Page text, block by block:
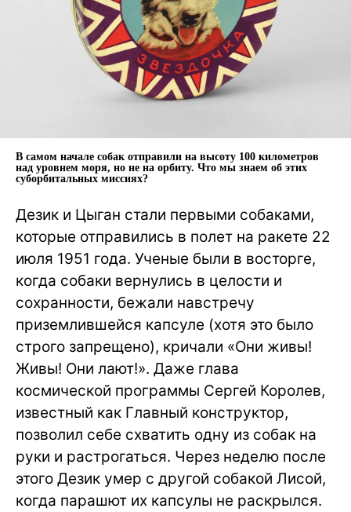
В самом начале собак отправили на высоту 100 километров
над уровнем моря, но не на орбиту. Что мы знаем об этих
суборбитальных миссиях?
Дезик и Цыган стали первыми собаками,
которые отправились в полет на ракете 22
июля 1951 года. Ученые были в восторге,
когда собаки вернулись в целости и
сохранности, бежали навстречу
приземлившейся капсуле (хотя это было
строго запрещено), кричали «Они живы!
Живы! Они лают!». Даже глава
космической программы Сергей Королев,
известный как Главный конструктор,
позволил себе схватить одну из собак на
руки и растрогаться. Через неделю после
этого Дезик умер с другой собакой Лисой,
когда парашют их капсулы не раскрылся.